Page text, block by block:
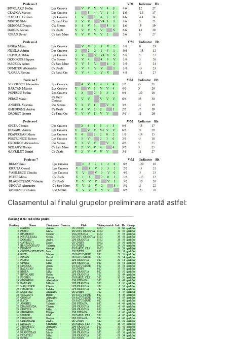
Clasamentul al finalul grupelor preliminare arată astfel: